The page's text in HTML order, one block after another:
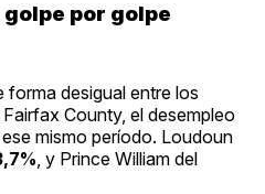
golpe por golpe
forma desigual entre los
County, el desempleo
mismo período. Loudoun
, y Prince William del